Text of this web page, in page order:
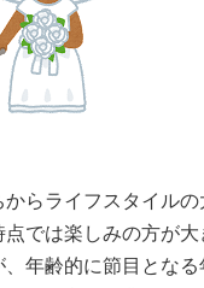
らライフスタイルの
点では楽しみの方が
年齢的に節目とな